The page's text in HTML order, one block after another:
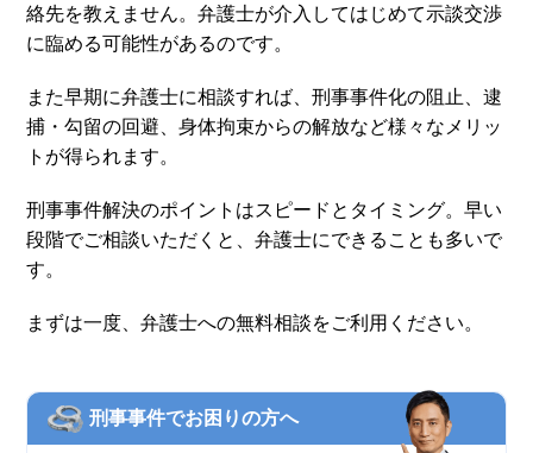
絡先を教えません。弁護士が介入してはじめて示談交渉
に臨める可能性があるのです。
また早期に弁護士に相談すれば、刑事事件化の阻止、逮
捕・勾留の回避、身体拘束からの解放など様々なメリッ
トが得られます。
刑事事件解決のポイントはスピードとタイミング。早い
段階でご相談いただくと、弁護士にできることも多いで
す。
まずは一度、弁護士への無料相談をご利用ください。
刑事事件でお困りの方へ